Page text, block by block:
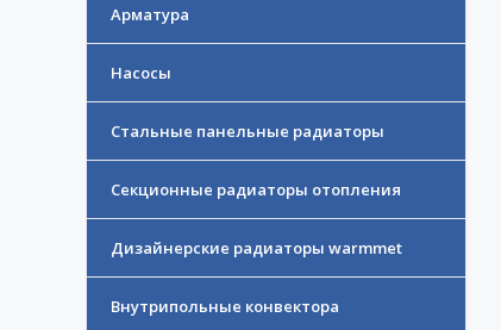
Арматура
Насосы
Стальные панельные радиаторы
Секционные радиаторы отопления
Дизайнерские радиаторы warmmet
Внутрипольные конвектора